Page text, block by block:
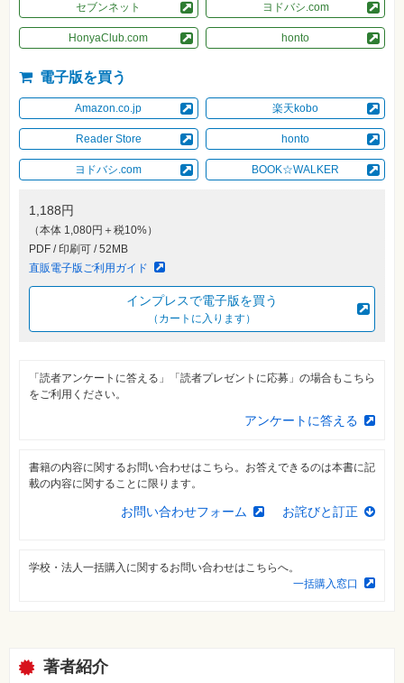
趣
味・
素
自
パ
ソ
コ
ン・
ホ
Club
Impress
ロ
グ
シ
覧
セブンネット ヨドバシ.com
HonyaClub.com honto
電子版を買う
Amazon.co.jp 楽天kobo
Reader Store honto
ヨドバシ.com BOOK☆WALKER
1,188円
（本体 1,080円＋税10%）
PDF / 印刷可 / 52MB
直販電子版ご利用ガイド
インプレスで電子版を買う
（カートに入ります）
「読者アンケートに答える」「読者プレゼントに応募」の場合もこちら
をご利用ください。
アンケートに答える
書籍の内容に関するお問い合わせはこちら。お答えできるのは本書に記
載の内容に関することに限ります。
お問い合わせフォーム お詫びと訂正
学校・法人一括購入に関するお問い合わせはこちらへ。
一括購入窓口
著者紹介